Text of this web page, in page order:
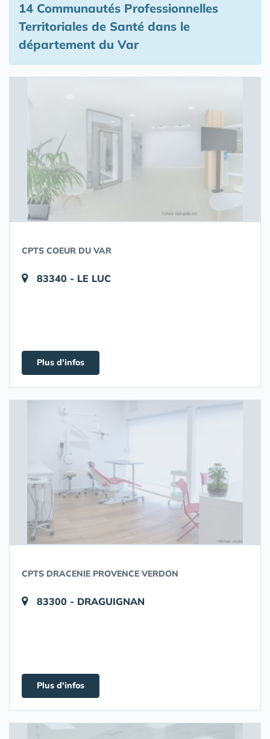
14 Communautés Professionnelles
Territoriales de Santé dans le
département du Var
CPTS COEUR DU VAR
83340 - LE LUC
Plus d'infos
CPTS DRACENIE PROVENCE VERDON
83300 - DRAGUIGNAN
Plus d'infos